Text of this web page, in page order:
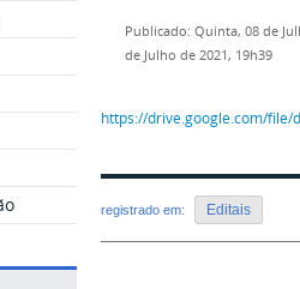
Publicado: Quinta, 08 de
de Julho de 2021, 19h39
https://drive.google.com/file/
registrado em: Editais